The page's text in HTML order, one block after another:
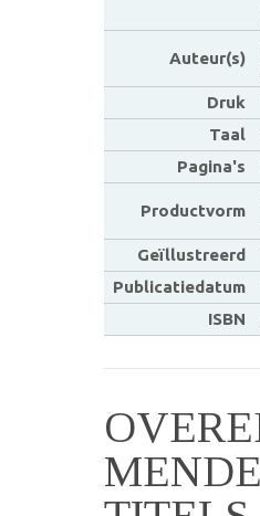
Auteur(s)
Druk
Taal
Pagina's
Productvorm
Geïllustreerd
Publicatiedatum
ISBN
MENDE